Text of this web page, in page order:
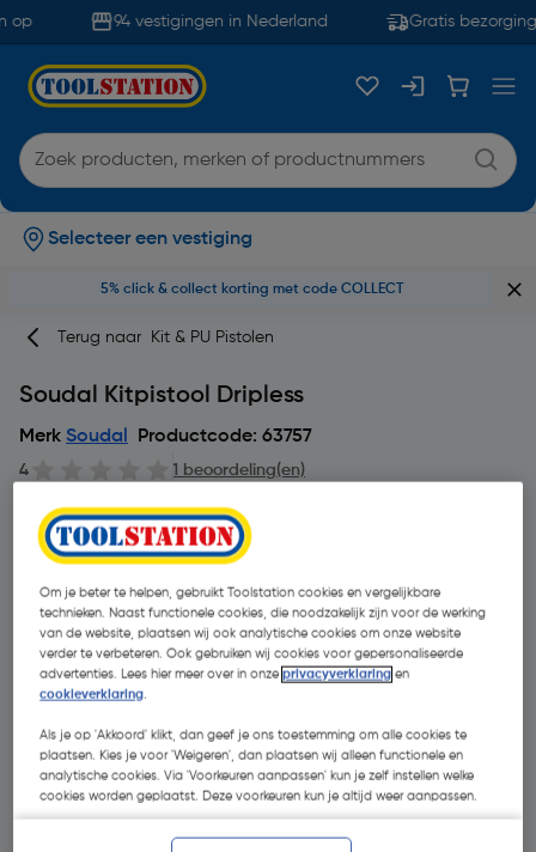
op 94 vestigingen in Nederland Gratis bezorging
Selecteer een vestiging
5% click & collect korting met code COLLECT
Terug naar Kit & PU Pistolen
Soudal Kitpistool Dripless
Merk Soudal Productcode: 63757
4 1 beoordeling(en)
Om je beter te helpen, gebruikt Toolstation cookies en vergelijkbare
technieken. Naast functionele cookies, die noodzakelijk zijn voor de werking
van de website, plaatsen wij ook analytische cookies om onze website
verder te verbeteren. Ook gebruiken wij cookies voor gepersonaliseerde
advertenties. Lees hier meer over in onzeprivacyverklaring en
cookieverklaring.
Als je op 'Akkoord' klikt, dan geef je ons toestemming om alle cookies te
plaatsen. Kies je voor 'Weigeren', dan plaatsen wij alleen functionele en
analytische cookies. Via 'Voorkeuren aanpassen' kun je zelf instellen welke
cookies worden geplaatst. Deze voorkeuren kun je altijd weer aanpassen.